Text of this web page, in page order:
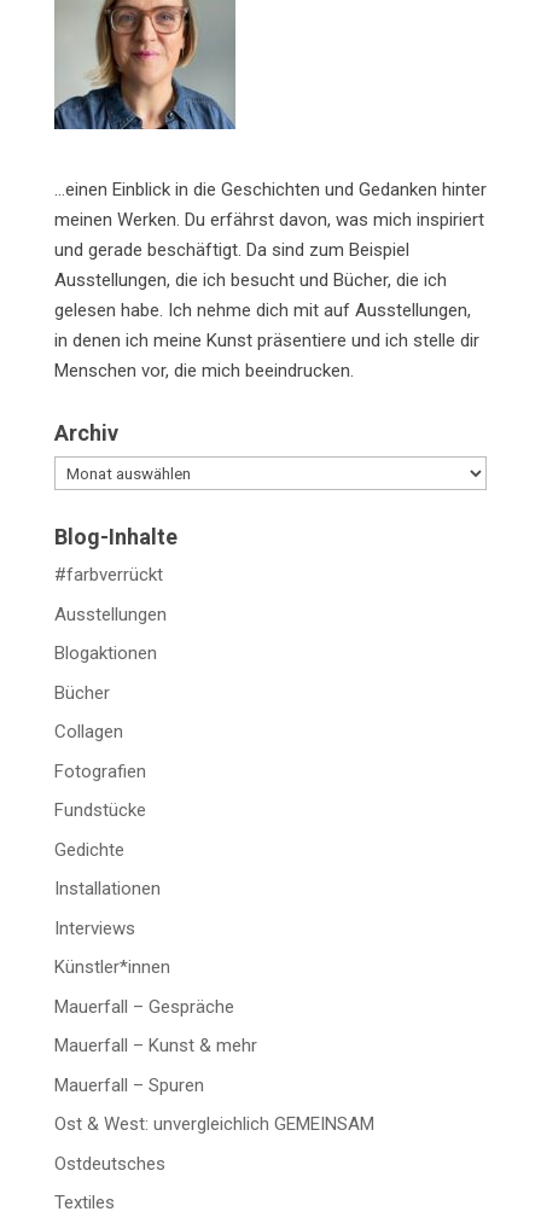
…einen Einblick in die Geschichten und Gedanken hinter
meinen Werken. Du erfährst davon, was mich inspiriert
und gerade beschäftigt. Da sind zum Beispiel
Ausstellungen, die ich besucht und Bücher, die ich
gelesen habe. Ich nehme dich mit auf Ausstellungen,
in denen ich meine Kunst präsentiere und ich stelle dir
Menschen vor, die mich beeindrucken.
Archiv
Archiv
Blog-Inhalte
#farbverrückt
Ausstellungen
Blogaktionen
Bücher
Collagen
Fotografien
Fundstücke
Gedichte
Installationen
Interviews
Künstler*innen
Mauerfall – Gespräche
Mauerfall – Kunst & mehr
Mauerfall – Spuren
Ost & West: unvergleichlich GEMEINSAM
Ostdeutsches
Textiles